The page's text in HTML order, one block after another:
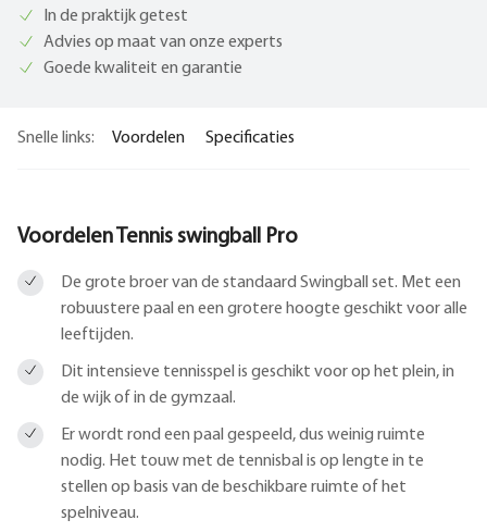
In de praktijk getest
Advies op maat van onze experts
Goede kwaliteit en garantie
Snelle links: Voordelen Specificaties
Voordelen Tennis swingball Pro
De grote broer van de standaard Swingball set. Met een
robuustere paal en een grotere hoogte geschikt voor alle
leeftijden.
Dit intensieve tennisspel is geschikt voor op het plein, in
de wijk of in de gymzaal.
Er wordt rond een paal gespeeld, dus weinig ruimte
nodig. Het touw met de tennisbal is op lengte in te
stellen op basis van de beschikbare ruimte of het
spelniveau.